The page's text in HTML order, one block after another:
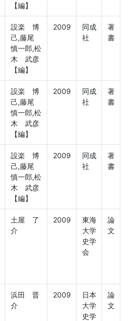
【編】
設楽 博
己,藤尾
慎一郎,松
木 武彦
【編】
2009
同成
社
著
書
設楽 博
己,藤尾
慎一郎,松
木 武彦
【編】
2009
同成
社
著
書
設楽 博
己,藤尾
慎一郎,松
木 武彦
【編】
2009
同成
社
著
書
土屋 了
介
2009
東海
大学
史学
会
論
文
浜田 晋
介
2009
日本
大学
史学
論
文